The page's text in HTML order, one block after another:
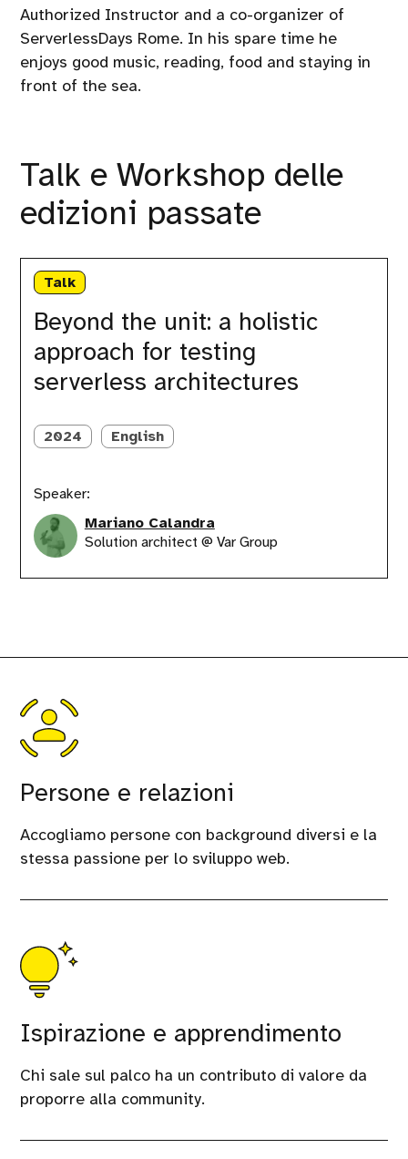
Authorized Instructor and a co-organizer of
ServerlessDays Rome. In his spare time he
enjoys good music, reading, food and staying in
front of the sea.
Talk e Workshop delle
edizioni passate
Talk
Beyond the unit: a holistic
approach for testing
serverless architectures
Beyond
unit:
holistic
approach
testing
architectures
2024
English
Speaker:
Mariano Calandra
Solution architect @ Var Group
Persone e relazioni
Accogliamo persone con background diversi e la
stessa passione per lo sviluppo web.
Ispirazione e apprendimento
Chi sale sul palco ha un contributo di valore da
proporre alla community.